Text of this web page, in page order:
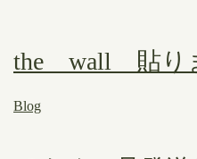
the wall 貼り
Blog